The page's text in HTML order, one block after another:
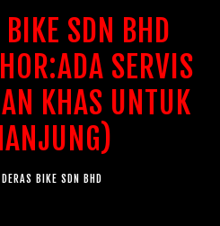
BIKE SDN BHD
SERVIS
KHAS UNTUK
BIKE SDN BHD